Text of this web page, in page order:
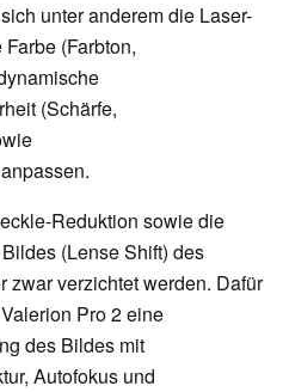
unter anderem die Laser-
(Farbton,
(Schärfe,
Reduktion sowie die
(Lense Shift) des
zwar verzichtet werden. Dafür
Pro 2 eine
des Bildes mit
Autofokus und